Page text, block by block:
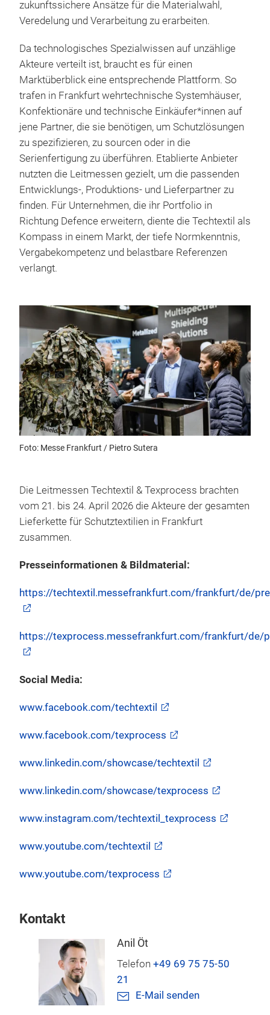
zukunftssichere Ansätze für die Materialwahl,
Veredelung und Verarbeitung zu erarbeiten.
Da technologisches Spezialwissen auf unzählige
Akteure verteilt ist, braucht es für einen
Marktüberblick eine entsprechende Plattform. So
trafen in Frankfurt wehrtechnische Systemhäuser,
Konfektionäre und technische Einkäufer*innen auf
jene Partner, die sie benötigen, um Schutzlösungen
zu spezifizieren, zu sourcen oder in die
Serienfertigung zu überführen. Etablierte Anbieter
nutzten die Leitmessen gezielt, um die passenden
Entwicklungs-, Produktions- und Lieferpartner zu
finden. Für Unternehmen, die ihr Portfolio in
Richtung Defence erweitern, diente die Techtextil als
Kompass in einem Markt, der tiefe Normkenntnis,
Vergabekompetenz und belastbare Referenzen
verlangt.
Foto: Messe Frankfurt / Pietro Sutera
Die Leitmessen Techtextil & Texprocess brachten
vom 21. bis 24. April 2026 die Akteure der gesamten
Lieferkette für Schutztextilien in Frankfurt
zusammen.
Presseinformationen & Bildmaterial:
https://techtextil.messefrankfurt.com/frankfurt/de/
https://texprocess.messefrankfurt.com/frankfurt/de/
Social Media:
www.facebook.com/techtextil
www.facebook.com/texprocess
www.linkedin.com/showcase/techtextil
www.linkedin.com/showcase/texprocess
www.instagram.com/techtextil_texprocess
www.youtube.com/techtextil
www.youtube.com/texprocess
Kontakt
Anil Öt
Telefon +49 69 75 75-50
21
E-Mail senden